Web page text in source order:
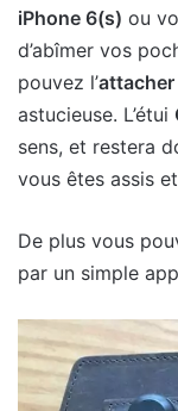
iPhone 6(s) ou
d’abîmer vos
pouvez l’
astucieuse. L’étui
sens, et restera
vous êtes assis
De plus vous
par un simple